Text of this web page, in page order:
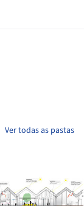
Ver todas as pastas